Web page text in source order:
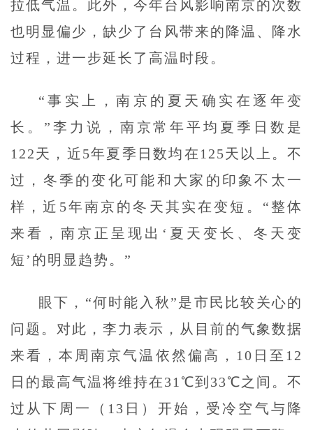
拉低气温。此外，今年台风影响南京的次数
也明显偏少，缺少了台风带来的降温、降水
过程，进一步延长了高温时段。
“事实上，南京的夏天确实在逐年变
长。”李力说，南京常年平均夏季日数是
122天，近5年夏季日数均在125天以上。不
过，冬季的变化可能和大家的印象不太一
样，近5年南京的冬天其实在变短。“整体
来看，南京正呈现出‘夏天变长、冬天变
短’的明显趋势。”
眼下，“何时能入秋”是市民比较关心的
问题。对此，李力表示，从目前的气象数据
来看，本周南京气温依然偏高，10日至12
日的最高气温将维持在31℃到33℃之间。不
过从下周一（13日）开始，受冷空气与降